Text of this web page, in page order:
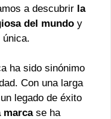
a descubrir la
del mundo y
única.
ha sido sinónimo
Con una larga
legado de éxito
marcase ha